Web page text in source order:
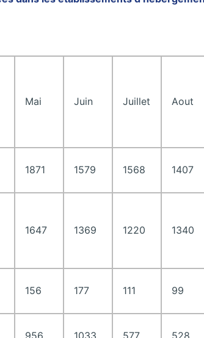
Mai Juin Juillet Aout
1871 1579 1568 1407
1647 1369 1220 1340
156 177 111 99